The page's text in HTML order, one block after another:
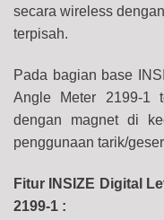
secara wireless
terpisah.
Pada bagian base
Angle Meter 2199-1
dengan magnet di
penggunaan tarik/
Fitur INSIZE Digital
2199-1 :